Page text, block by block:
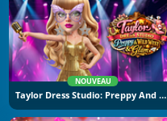
NOUVEAU
Taylor Dress Studio: Preppy And Wild West Glam